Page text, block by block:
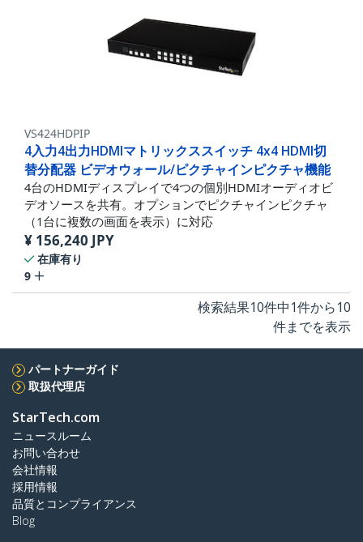
VS424HDPIP
4入力4出力HDMIマトリックススイッチ 4x4 HDMI切
替分配器 ビデオウォール/ピクチャインピクチャ機能
4台のHDMIディスプレイで4つの個別HDMIオーディオビ
デオソースを共有。オプションでピクチャインピクチャ
（1台に複数の画面を表示）に対応
¥ 156,240 JPY
在庫有り
9
検索結果10件中1件から10
件までを表示
パートナーガイド
取扱代理店
StarTech.com
ニュースルーム
お問い合わせ
会社情報
採用情報
品質とコンプライアンス
Blog